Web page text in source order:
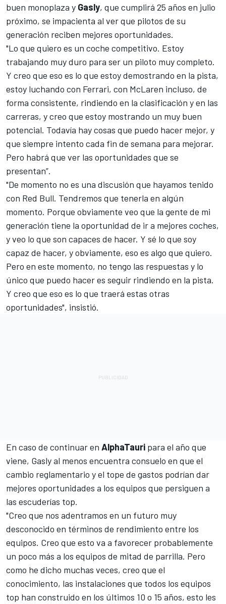
buen monoplaza y Gasly, que cumplirá 25 años en julio
próximo, se impacienta al ver que pilotos de su
generación reciben mejores oportunidades.
"Lo que quiero es un coche competitivo. Estoy
trabajando muy duro para ser un piloto muy completo.
Y creo que eso es lo que estoy demostrando en la pista,
estoy luchando con Ferrari, con McLaren incluso, de
forma consistente, rindiendo en la clasificación y en las
carreras, y creo que estoy mostrando un muy buen
potencial. Todavía hay cosas que puedo hacer mejor, y
que siempre intento cada fin de semana para mejorar.
Pero habrá que ver las oportunidades que se
presentan”.
"De momento no es una discusión que hayamos tenido
con Red Bull. Tendremos que tenerla en algún
momento. Porque obviamente veo que la gente de mi
generación tiene la oportunidad de ir a mejores coches,
y veo lo que son capaces de hacer. Y sé lo que soy
capaz de hacer, y obviamente, eso es algo que quiero.
Pero en este momento, no tengo las respuestas y lo
único que puedo hacer es seguir rindiendo en la pista.
Y creo que eso es lo que traerá estas otras
oportunidades", insistió.
En caso de continuar en AlphaTauri para el año que
viene, Gasly al menos encuentra consuelo en que el
cambio reglamentario y el tope de gastos podrían dar
mejores oportunidades a los equipos que persiguen a
las escuderías top.
"Creo que nos adentramos en un futuro muy
desconocido en términos de rendimiento entre los
equipos. Creo que esto va a favorecer probablemente
un poco más a los equipos de mitad de parrilla. Pero
como he dicho muchas veces, creo que el
conocimiento, las instalaciones que todos los equipos
top han construido en los últimos 10 o 15 años, esto les